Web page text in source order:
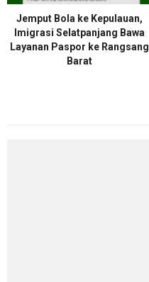
Jemput Bola ke Kepulauan,
Imigrasi Selatpanjang Bawa
Layanan Paspor ke Rangsang
Barat